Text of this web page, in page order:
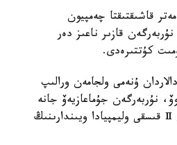
كورەيانىڭ كاننىن قالاسىندا نۇربەرگەن جۇماعازيەۆ 1 مىڭ مەتر قاشىقتىقتا چەمپيون
سپورتشىلار وتباسى دەۋگە بولادى. 1990-جىلعى نۇربەرگەن قازىر ناعىز دەر
ۇنەمى ولجامەن ورالىپ
نۇربەرگەن جۇماعازيەۆ جانە
نورۆەگيانىڭ ليللەحاممەر قالاسىندا 2016-جىلى جاس وسپىرىمدەر اراسىندا وتكەن Ⅱ قىسقى وليمپيادا ويىندارىنىڭ